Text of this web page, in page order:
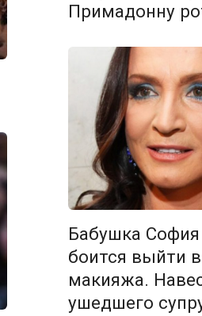
Примадонну
Бабушка София
боится выйти
макияжа.
ушедшего